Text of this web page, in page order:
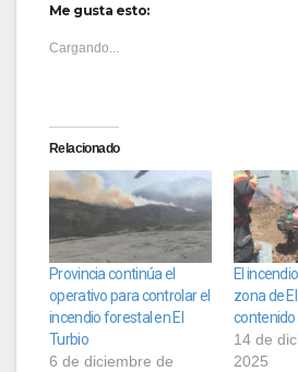
Me gusta esto:
Cargando...
Relacionado
Provincia continúa el
operativo para controlar el
incendio forestal en El
Turbio
6 de diciembre de
El
zona de
contenido
14 de
2025